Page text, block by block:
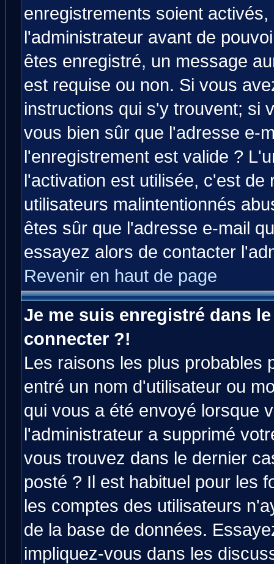
enregistrements soient
l'administrateur avant de
êtes enregistré, un message
est requise ou non. Si vous
instructions qui s'y trouvent; si
vous bien sûr que l'adresse e-
l'enregistrement est valide ?
l'activation est utilisée, c'est
utilisateurs malintentionnés
êtes sûr que l'adresse e-mail
essayez alors de contacter
Revenir en haut de page
Je me suis enregistré dans
connecter ?!
Les raisons les plus probables
entré un nom d'utilisateur ou
qui vous a été envoyé lorsque
l'administrateur a supprimé
vous trouvez dans le dernier
posté ? Il est habituel pour les
les comptes des utilisateurs
de la base de données.
impliquez-vous dans les